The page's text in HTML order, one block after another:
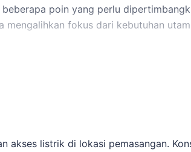
poin yang perlu
mengalihkan fokus dari kebutuhan
akses listrik di lokasi pemasangan.